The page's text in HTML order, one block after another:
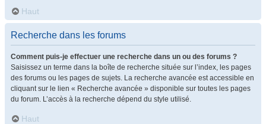
Haut
Recherche dans les forums
Comment puis-je effectuer une recherche dans un ou des forums ?
Saisissez un terme dans la boîte de recherche située sur l’index, les pages
des forums ou les pages de sujets. La recherche avancée est accessible en
cliquant sur le lien « Recherche avancée » disponible sur toutes les pages
du forum. L’accès à la recherche dépend du style utilisé.
Haut